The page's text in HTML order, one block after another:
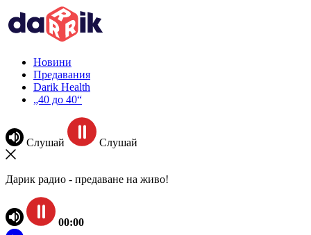
Новини
Предавания
Darik Health
„40 до 40“
Слушай Слушай
Дарик радио - предаване на живо!
00:00